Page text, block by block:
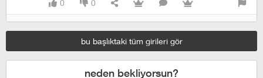
0 0
bu başlıktaki tüm girileri gör
neden bekliyorsun?